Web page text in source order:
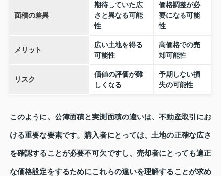
面積の差異
期待していた広
さと異なる可能
性
価格調整が必
要になる可能
性
メリット
広い土地を得る
可能性
高価格での売
却可能性
リスク
価値の評価が難
しくなる
予期しない損
失の可能性
このように、公簿面積と実測面積の違いは、不動産取引にお
ける重要な要素です。購入者にとっては、土地の正確な広さ
を確認することが必要不可欠ですし、売却者にとっても適正
な価格設定をするためにこれらの違いを理解することが求め